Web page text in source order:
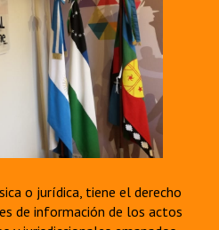
o jurídica, tiene el derecho
de información de los actos